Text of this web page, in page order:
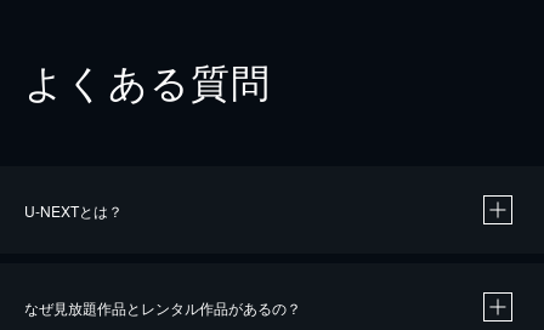
よくある質問
U-NEXTとは？
なぜ見放題作品とレンタル作品があるの？